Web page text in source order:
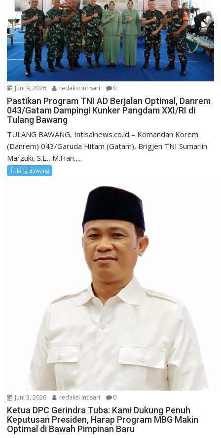
Juni 9, 2026 redaksi intisari 0
Pastikan Program TNI AD Berjalan Optimal, Danrem
043/Gatam Dampingi Kunker Pangdam XXI/RI di
Tulang Bawang
​TULANG BAWANG, Intisainews.co.id – Komandan Korem
(Danrem) 043/Garuda Hitam (Gatam), Brigjen TNI Sumarlin
Marzuki, S.E., M.Han.,...
Tulang Bawang
Juni 3, 2026 redaksi intisari 0
Ketua DPC Gerindra Tuba: Kami Dukung Penuh
Keputusan Presiden, Harap Program MBG Makin
Optimal di Bawah Pimpinan Baru